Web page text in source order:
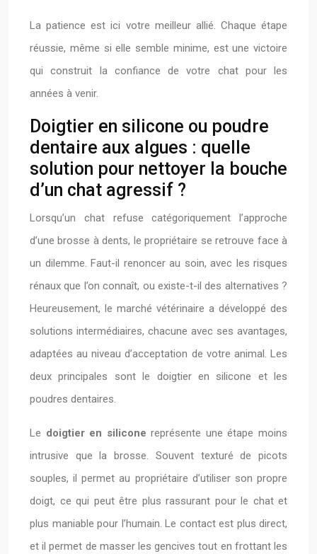
La patience est ici votre meilleur allié. Chaque étape
réussie, même si elle semble minime, est une victoire
qui construit la confiance de votre chat pour les
années à venir.
Doigtier en silicone ou poudre
dentaire aux algues : quelle
solution pour nettoyer la bouche
d’un chat agressif ?
Lorsqu’un chat refuse catégoriquement l’approche
d’une brosse à dents, le propriétaire se retrouve face à
un dilemme. Faut-il renoncer au soin, avec les risques
rénaux que l’on connaît, ou existe-t-il des alternatives ?
Heureusement, le marché vétérinaire a développé des
solutions intermédiaires, chacune avec ses avantages,
adaptées au niveau d’acceptation de votre animal. Les
deux principales sont le doigtier en silicone et les
poudres dentaires.
Le doigtier en silicone représente une étape moins
intrusive que la brosse. Souvent texturé de picots
souples, il permet au propriétaire d’utiliser son propre
doigt, ce qui peut être plus rassurant pour le chat et
plus maniable pour l’humain. Le contact est plus direct,
et il permet de masser les gencives tout en frottant les